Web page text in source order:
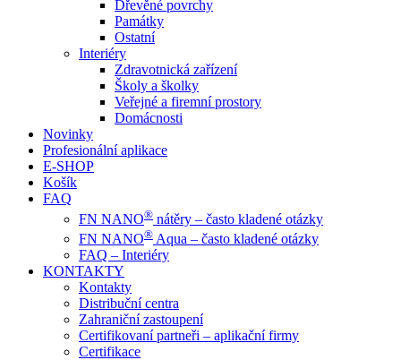
Dřevěné povrchy
Památky
Ostatní
Interiéry
Zdravotnická zařízení
Školy a školky
Veřejné a firemní prostory
Domácnosti
Novinky
Profesionální aplikace
E-SHOP
Košík
FAQ
FN NANO® nátěry – často kladené otázky
FN NANO® Aqua – často kladené otázky
FAQ – Interiéry
KONTAKTY
Kontakty
Distribuční centra
Zahraniční zastoupení
Certifikovaní partneři – aplikační firmy
Certifikace